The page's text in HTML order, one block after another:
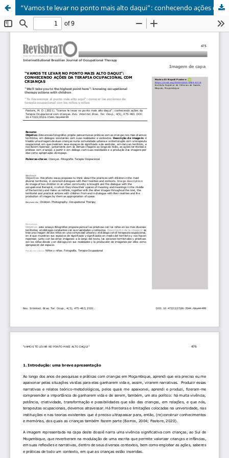
“Vamos te levar no ponto mais alto daqui”: conhecendo ações da terapia ocupacional com crianças/"We'll take you to the highest point here": knowing occupational therapy actions with children